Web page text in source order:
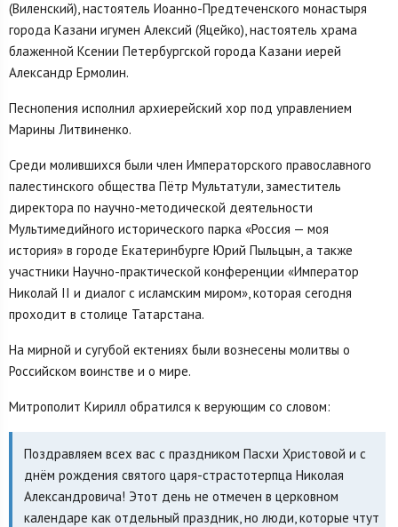
(Виленский), настоятель Иоанно-Предтеченского монастыря
города Казани игумен Алексий (Яцейко), настоятель храма
блаженной Ксении Петербургской города Казани иерей
Александр Ермолин.
Песнопения исполнил архиерейский хор под управлением
Марины Литвиненко.
Среди молившихся были член Императорского православного
палестинского общества Пётр Мультатули, заместитель
директора по научно-методической деятельности
Мультимедийного исторического парка «Россия — моя
история» в городе Екатеринбурге Юрий Пыльцын, а также
участники Научно-практической конференции «Император
Николай II и диалог с исламским миром», которая сегодня
проходит в столице Татарстана.
На мирной и сугубой ектениях были вознесены молитвы о
Российском воинстве и о мире.
Митрополит Кирилл обратился к верующим со словом:
Поздравляем всех вас с праздником Пасхи Христовой и с
днём рождения святого царя-страстотерпца Николая
Александровича! Этот день не отмечен в церковном
календаре как отдельный праздник, но люди, которые чтут